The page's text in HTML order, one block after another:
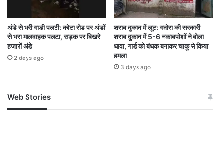
योजनाओं का लाभ मिले, इसके लिए काम करना है.”
अंडे से भरी गाडी पलटी: कोटा रोड पर अंडों
से भरा मालवाहक पलटा, सड़क पर बिखरे
हजारों अंडे
2 days ago
शराब दुकान में लूट: गतोरा की सरकारी
शराब दुकान में 5-6 नकाबपोशों ने बोला
धावा, गार्ड को बंधक बनाकर चाकू से किया
हमला
3 days ago
Web Stories
जम्मू-कश्मीर में बारिश से
अपडेट
खाई में धक्का… आरोपियों ने